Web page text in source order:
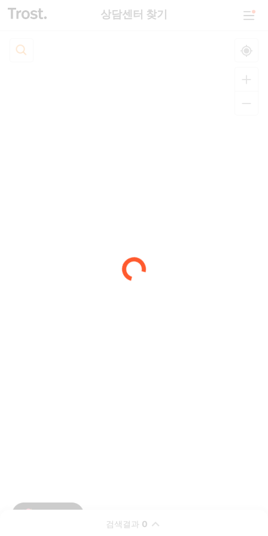
상담센터 찾기
검색결과 0